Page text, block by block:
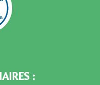
: